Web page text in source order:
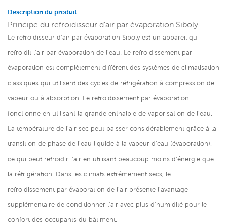
Description du produit
Principe du refroidisseur d'air par évaporation Siboly
Le refroidisseur d'air par évaporation Siboly est un appareil qui
refroidit l'air par évaporation de l'eau. Le refroidissement par
évaporation est complètement différent des systèmes de climatisation
classiques qui utilisent des cycles de réfrigération à compression de
vapeur ou à absorption. Le refroidissement par évaporation
fonctionne en utilisant la grande enthalpie de vaporisation de l'eau.
La température de l'air sec peut baisser considérablement grâce à la
transition de phase de l'eau liquide à la vapeur d'eau (évaporation),
ce qui peut refroidir l'air en utilisant beaucoup moins d'énergie que
la réfrigération. Dans les climats extrêmement secs, le
refroidissement par évaporation de l'air présente l'avantage
supplémentaire de conditionner l'air avec plus d'humidité pour le
confort des occupants du bâtiment.